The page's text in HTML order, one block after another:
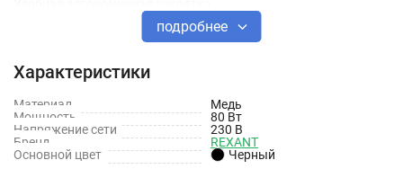
Технические характеристики
Тип товара: Паяльник
Материал жала: Медь
Диаметр: 7.5 мм
подробнее
Характеристики
Материал
Медь
Мощность
80 Вт
Напряжение сети
230 В
Бренд
REXANT
Основной цвет
Черный